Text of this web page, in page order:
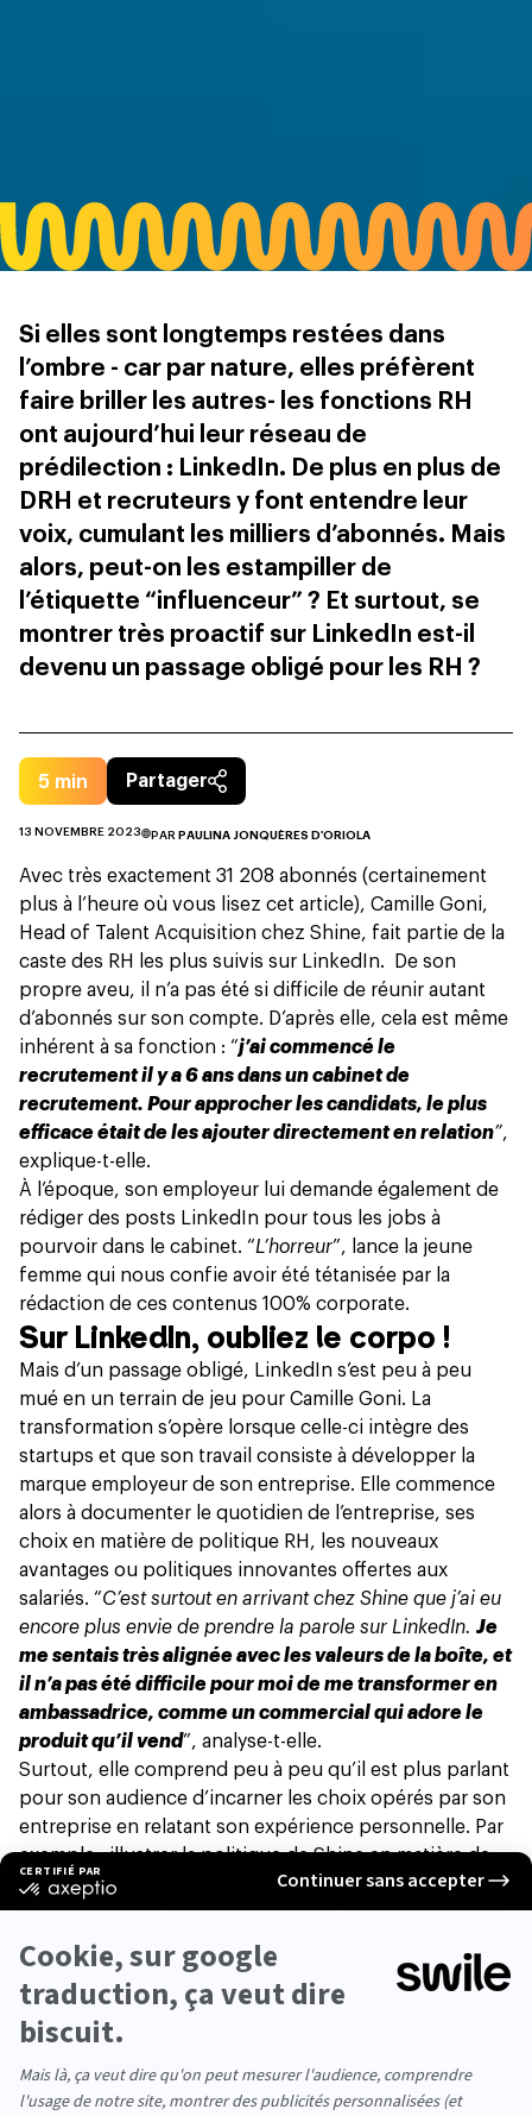
Si elles sont longtemps restées dans
l’ombre - car par nature, elles préfèrent
faire briller les autres- les fonctions RH
ont aujourd’hui leur réseau de
prédilection : LinkedIn. De plus en plus de
DRH et recruteurs y font entendre leur
voix, cumulant les milliers d’abonnés. Mais
alors, peut-on les estampiller de
l’étiquette “influenceur” ? Et surtout, se
montrer très proactif sur LinkedIn est-il
devenu un passage obligé pour les RH ?
5 min Partager
13 NOVEMBRE 2023 PAR PAULINA JONQUÈRES D'ORIOLA
Avec très exactement 31 208 abonnés (certainement
plus à l’heure où vous lisez cet article), Camille Goni,
Head of Talent Acquisition chez Shine, fait partie de la
caste des RH les plus suivis sur LinkedIn. De son
propre aveu, il n’a pas été si difficile de réunir autant
d’abonnés sur son compte. D’après elle, cela est même
inhérent à sa fonction : “j’ai commencé le
recrutement il y a 6 ans dans un cabinet de
recrutement. Pour approcher les candidats, le plus
efficace était de les ajouter directement en relation”,
explique-t-elle.
À l’époque, son employeur lui demande également de
rédiger des posts LinkedIn pour tous les jobs à
pourvoir dans le cabinet. “L’horreur”, lance la jeune
femme qui nous confie avoir été tétanisée par la
rédaction de ces contenus 100% corporate.
Sur LinkedIn, oubliez le corpo !
Mais d’un passage obligé, LinkedIn s’est peu à peu
mué en un terrain de jeu pour Camille Goni. La
transformation s’opère lorsque celle-ci intègre des
startups et que son travail consiste à développer la
marque employeur de son entreprise. Elle commence
alors à documenter le quotidien de l’entreprise, ses
choix en matière de politique RH, les nouveaux
avantages ou politiques innovantes offertes aux
salariés. “C’est surtout en arrivant chez Shine que j’ai eu
encore plus envie de prendre la parole sur LinkedIn. Je
me sentais très alignée avec les valeurs de la boîte, et
il n’a pas été difficile pour moi de me transformer en
ambassadrice, comme un commercial qui adore le
produit qu’il vend”, analyse-t-elle.
Surtout, elle comprend peu à peu qu’il est plus parlant
pour son audience d’incarner les choix opérés par son
entreprise en relatant son expérience personnelle. Par
exemple : illustrer la politique de Shine en matière de
télétravail en racontant son propre départ de Paris, ou
encore aborder le thème de la parité en parlant de son
rapport avec sa manager. “Il est évident qu’une marque
employeur incarnée est beaucoup plus pertinente”,
poursuit-elle.
Marque employeur ou personal
branding ?
Il suffit effectivement de parcourir LinkedIn pour voir